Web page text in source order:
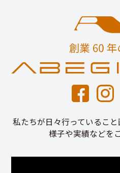
私たちが日々行っているこ
様子や実績などを